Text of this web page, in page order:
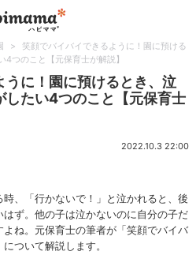
>
笑顔でバイバイできるように！園に預ける
つのこと【元保育士が解説】
に！園に預けるとき、泣
したい4つのこと【元保育士
2022.10.3 22:00
、「行かないで！」と泣かれると、後
ず。他の子は泣かないのに自分の子だ
ね。元保育士の筆者が「笑顔でバイバ
ついて解説します。